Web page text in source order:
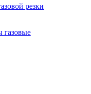
резки
газовые